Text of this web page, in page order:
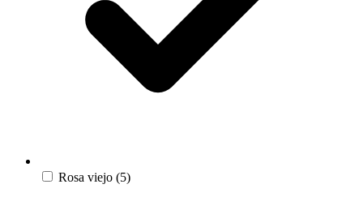
Rosa viejo (5)